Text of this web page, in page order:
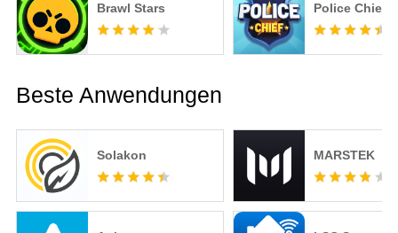
Brawl Stars Police Chief
Beste Anwendungen
Solakon MARSTEK